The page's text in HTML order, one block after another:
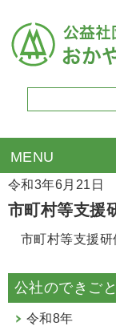
TOP>公社行事
令和3年6月21日
市町村等支援
市町村等支援研
公社のできごと
令和8年